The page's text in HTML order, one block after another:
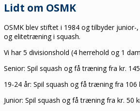
Lidt om OSMK
OSMK blev stiftet i 1984 og tilbyder junior-
og elitetræning i squash.
Vi har 5 divisionshold (4 herrehold og 1
Senior: Spil squash og få træning fra kr.
19-24 år: Spil squash og få træning fra 106
Junior: Spil squash og få træning fra kr. 50